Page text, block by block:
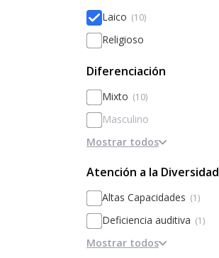
Laico (10)
Religioso
Diferenciación
Mixto (10)
Masculino
Femenino
Diferenciado por sexos
Mostrar todos
Atención a la Diversidad
Altas Capacidades (1)
Deficiencia auditiva (1)
TDAH (1)
Mostrar todos